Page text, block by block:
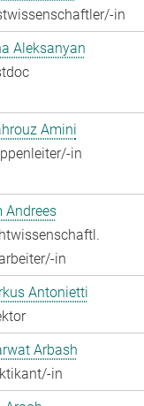
in
Aleksanyan
Amini
in
Andrees
in
Antonietti
Arbash
in